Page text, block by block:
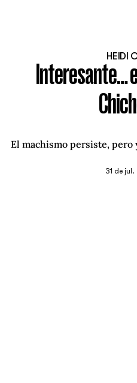
HEIDI
Interesante…
El machismo persiste, pero
31 de jul.